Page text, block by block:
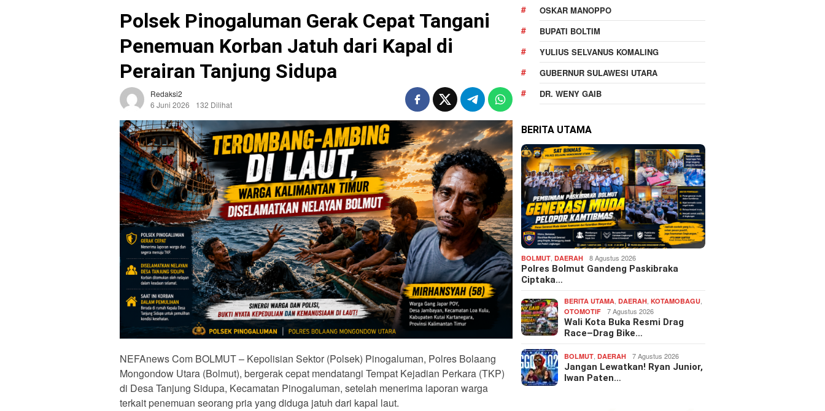
Polsek Pinogaluman Gerak Cepat Tangani
Penemuan Korban Jatuh dari Kapal di
Perairan Tanjung Sidupa
Redaksi2
6 Juni 2026
132 Dilihat
NEFAnews Com BOLMUT – Kepolisian Sektor (Polsek) Pinogaluman, Polres Bolaang
Mongondow Utara (Bolmut), bergerak cepat mendatangi Tempat Kejadian Perkara (TKP)
di Desa Tanjung Sidupa, Kecamatan Pinogaluman, setelah menerima laporan warga
terkait penemuan seorang pria yang diduga jatuh dari kapal laut.
OSKAR MANOPPO
BUPATI BOLTIM
YULIUS SELVANUS KOMALING
GUBERNUR SULAWESI UTARA
DR. WENY GAIB
BERITA UTAMA
BOLMUT ,DAERAH 8 Agustus 2026
Polres Bolmut Gandeng Paskibraka
Ciptaka…
BERITA UTAMA ,DAERAH ,KOTAMOBAGU
OTOMOTIF 7 Agustus 2026
Wali Kota Buka Resmi Drag
Race–Drag Bike…
BOLMUT ,DAERAH 7 Agustus 2026
Jangan Lewatkan! Ryan Junior,
Iwan Paten…